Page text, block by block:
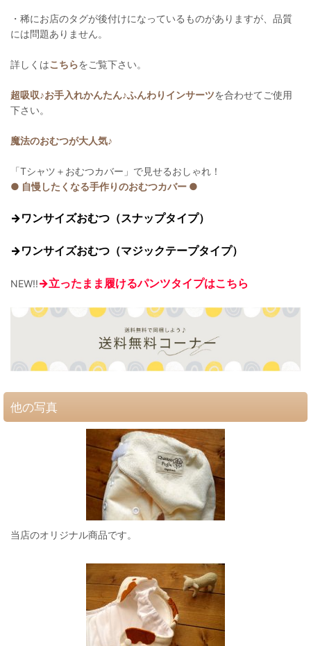
・稀にお店のタグが後付けになっているものがありますが、品質
には問題ありません。
詳しくはこちらをご覧下さい。
超吸収♪お手入れかんたん♪ふんわりインサーツを合わせてご使用
下さい。
魔法のおむつが大人気♪
「Tシャツ＋おむつカバー」で見せるおしゃれ！
● 自慢したくなる手作りのおむつカバー ●
→ワンサイズおむつ（スナップタイプ）
→ワンサイズおむつ（マジックテープタイプ）
NEW!!→立ったまま履けるパンツタイプはこちら
他の写真
当店のオリジナル商品です。